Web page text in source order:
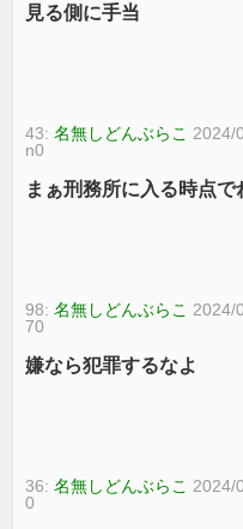
見る側に手当
43:名無しどんぶらこ 2024/
n0
まぁ刑務所に入る時点で
98:名無しどんぶらこ 2024/
70
嫌なら犯罪するなよ
36:名無しどんぶらこ 2024/
0